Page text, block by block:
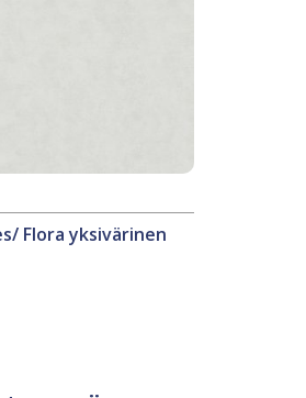
Flora yksivärinen